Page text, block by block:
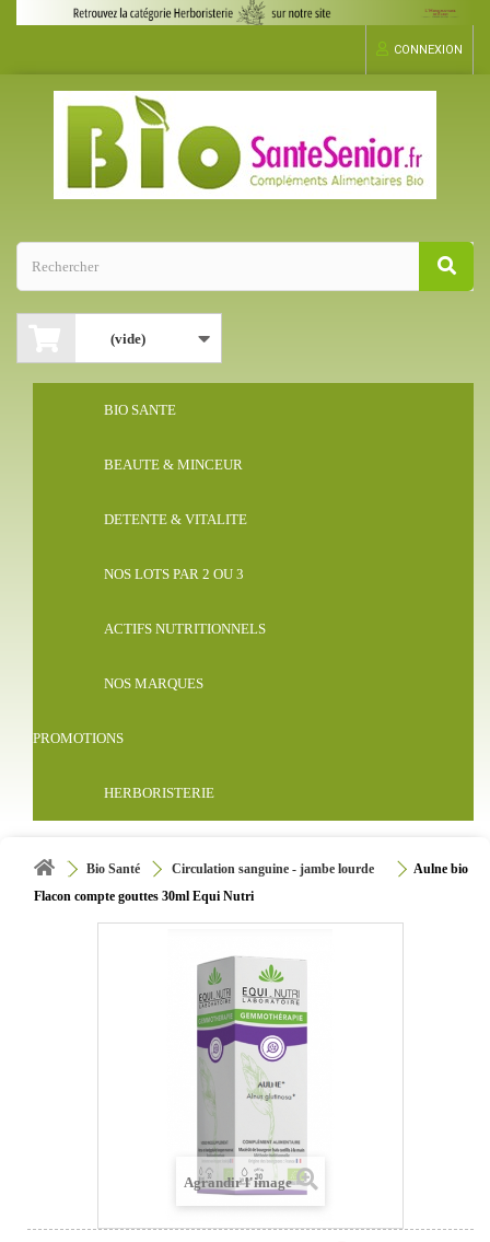
CONNEXION
(vide)
BIO SANTE
BEAUTE & MINCEUR
DETENTE & VITALITE
NOS LOTS PAR 2 OU 3
ACTIFS NUTRITIONNELS
NOS MARQUES
PROMOTIONS
HERBORISTERIE
Bio Santé Circulation sanguine - jambe lourde
Aulne bio
Flacon compte gouttes 30ml Equi Nutri
Agrandir l'image